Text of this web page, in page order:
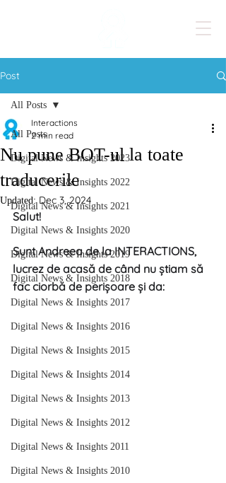
Post
All Posts
Digital News & Insights 2023
Digital News & Insights 2022
Digital News & Insights 2021
Digital News & Insights 2020
Digital News & Insights 2019
Digital News & Insights 2018
Digital News & Insights 2017
Digital News & Insights 2016
Digital News & Insights 2015
Digital News & Insights 2014
Digital News & Insights 2013
Digital News & Insights 2012
Digital News & Insights 2011
Digital News & Insights 2010
All Posts
Nu pune BOT-ul la toate
traducerile
Interactions
2 min read
Updated: Dec 3, 2024
Salut!
Sunt Andreea de la INTERACTIONS,
lucrez de acasă de când nu știam să
fac ciorbă de perișoare și da: